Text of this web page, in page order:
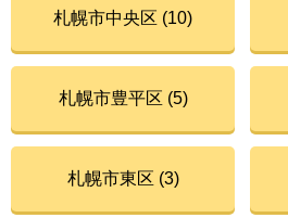
札幌市中央区 (10)
札幌市豊平区 (5)
札幌市東区 (3)